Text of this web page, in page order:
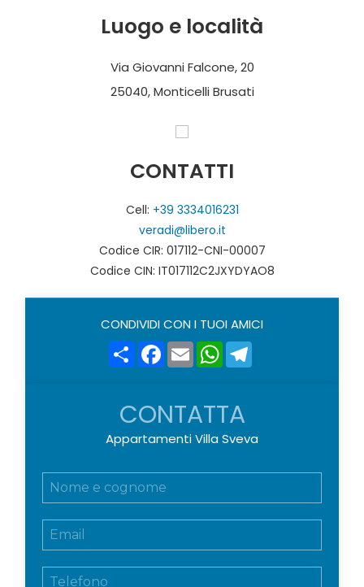
Luogo e località
Via Giovanni Falcone, 20
25040, Monticelli Brusati
CONTATTI
Cell: +39 3334016231
veradi@libero.it
Codice CIR: 017112-CNI-00007
Codice CIN: IT017112C2JXYDYAO8
CONDIVIDI CON I TUOI AMICI
ShareFacebook
EmailWhatsApp
CONTATTA
Appartamenti Villa Sveva
N
o
E
m
T